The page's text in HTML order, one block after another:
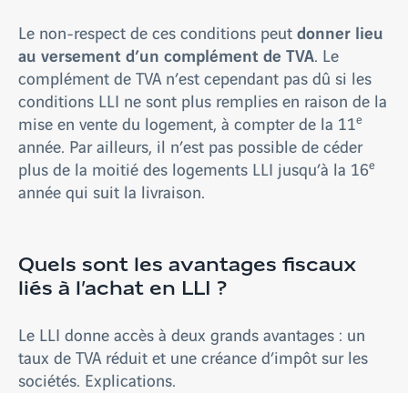
Le non-respect de ces conditions peutdonner lieu
au versement d’un complément de TVA. Le
complément de TVA n’est cependant pas dû si les
conditions LLI ne sont plus remplies en raison de la
mise en vente du logement, à compter de la 11e
année. Par ailleurs, il n’est pas possible de céder
plus de la moitié des logements LLI jusqu’à la 16e
année qui suit la livraison.
Quels sont les avantages fiscaux
liés à l’achat en LLI ?
Le LLI donne accès à deux grands avantages : un
taux de TVA réduit et une créance d’impôt sur les
sociétés. Explications.